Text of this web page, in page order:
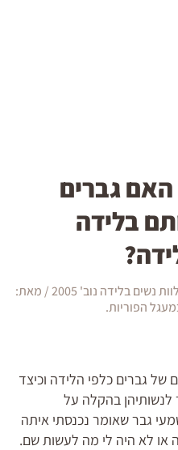
האם גברים
בלידה
מתוך: מחקר סיום קורס מדריכות ומלוות נשים בלידה נוב' 2005 / מאת:
הפוריות.
של גברים כלפי הלידה וכיצד
לנשותיהן בהקלה על
גבר שאומר נכנסתי איתה
או לא היה לי מה לעשות שם.